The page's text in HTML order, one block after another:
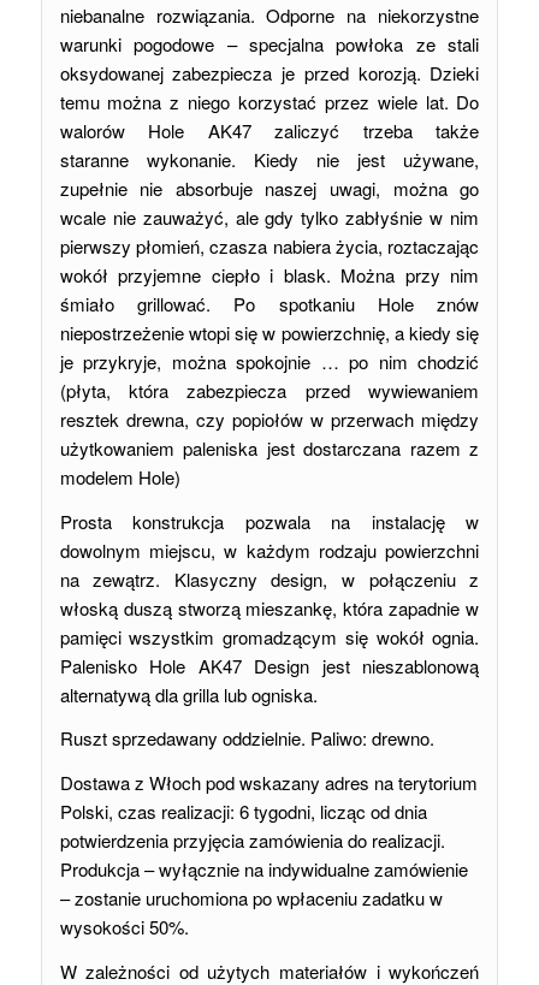
niebanalne rozwiązania. Odporne na niekorzystne
warunki pogodowe – specjalna powłoka ze stali
oksydowanej zabezpiecza je przed korozją. Dzieki
temu można z niego korzystać przez wiele lat. Do
walorów Hole AK47 zaliczyć trzeba także
staranne wykonanie. Kiedy nie jest używane,
zupełnie nie absorbuje naszej uwagi, można go
wcale nie zauważyć, ale gdy tylko zabłyśnie w nim
pierwszy płomień, czasza nabiera życia, roztaczając
wokół przyjemne ciepło i blask. Można przy nim
śmiało grillować. Po spotkaniu Hole znów
niepostrzeżenie wtopi się w powierzchnię, a kiedy się
je przykryje, można spokojnie … po nim chodzić
(płyta, która zabezpiecza przed wywiewaniem
resztek drewna, czy popiołów w przerwach między
użytkowaniem paleniska jest dostarczana razem z
modelem Hole)
Prosta konstrukcja pozwala na instalację w
dowolnym miejscu, w każdym rodzaju powierzchni
na zewątrz. Klasyczny design, w połączeniu z
włoską duszą stworzą mieszankę, która zapadnie w
pamięci wszystkim gromadzącym się wokół ognia.
Palenisko Hole AK47 Design jest nieszablonową
alternatywą dla grilla lub ogniska.
Ruszt sprzedawany oddzielnie. Paliwo: drewno.
Dostawa z Włoch pod wskazany adres na terytorium
Polski, czas realizacji: 6 tygodni, licząc od dnia
potwierdzenia przyjęcia zamówienia do realizacji.
Produkcja – wyłącznie na indywidualne zamówienie
– zostanie uruchomiona po wpłaceniu zadatku w
wysokości 50%.
W zależności od użytych materiałów i wykończeń